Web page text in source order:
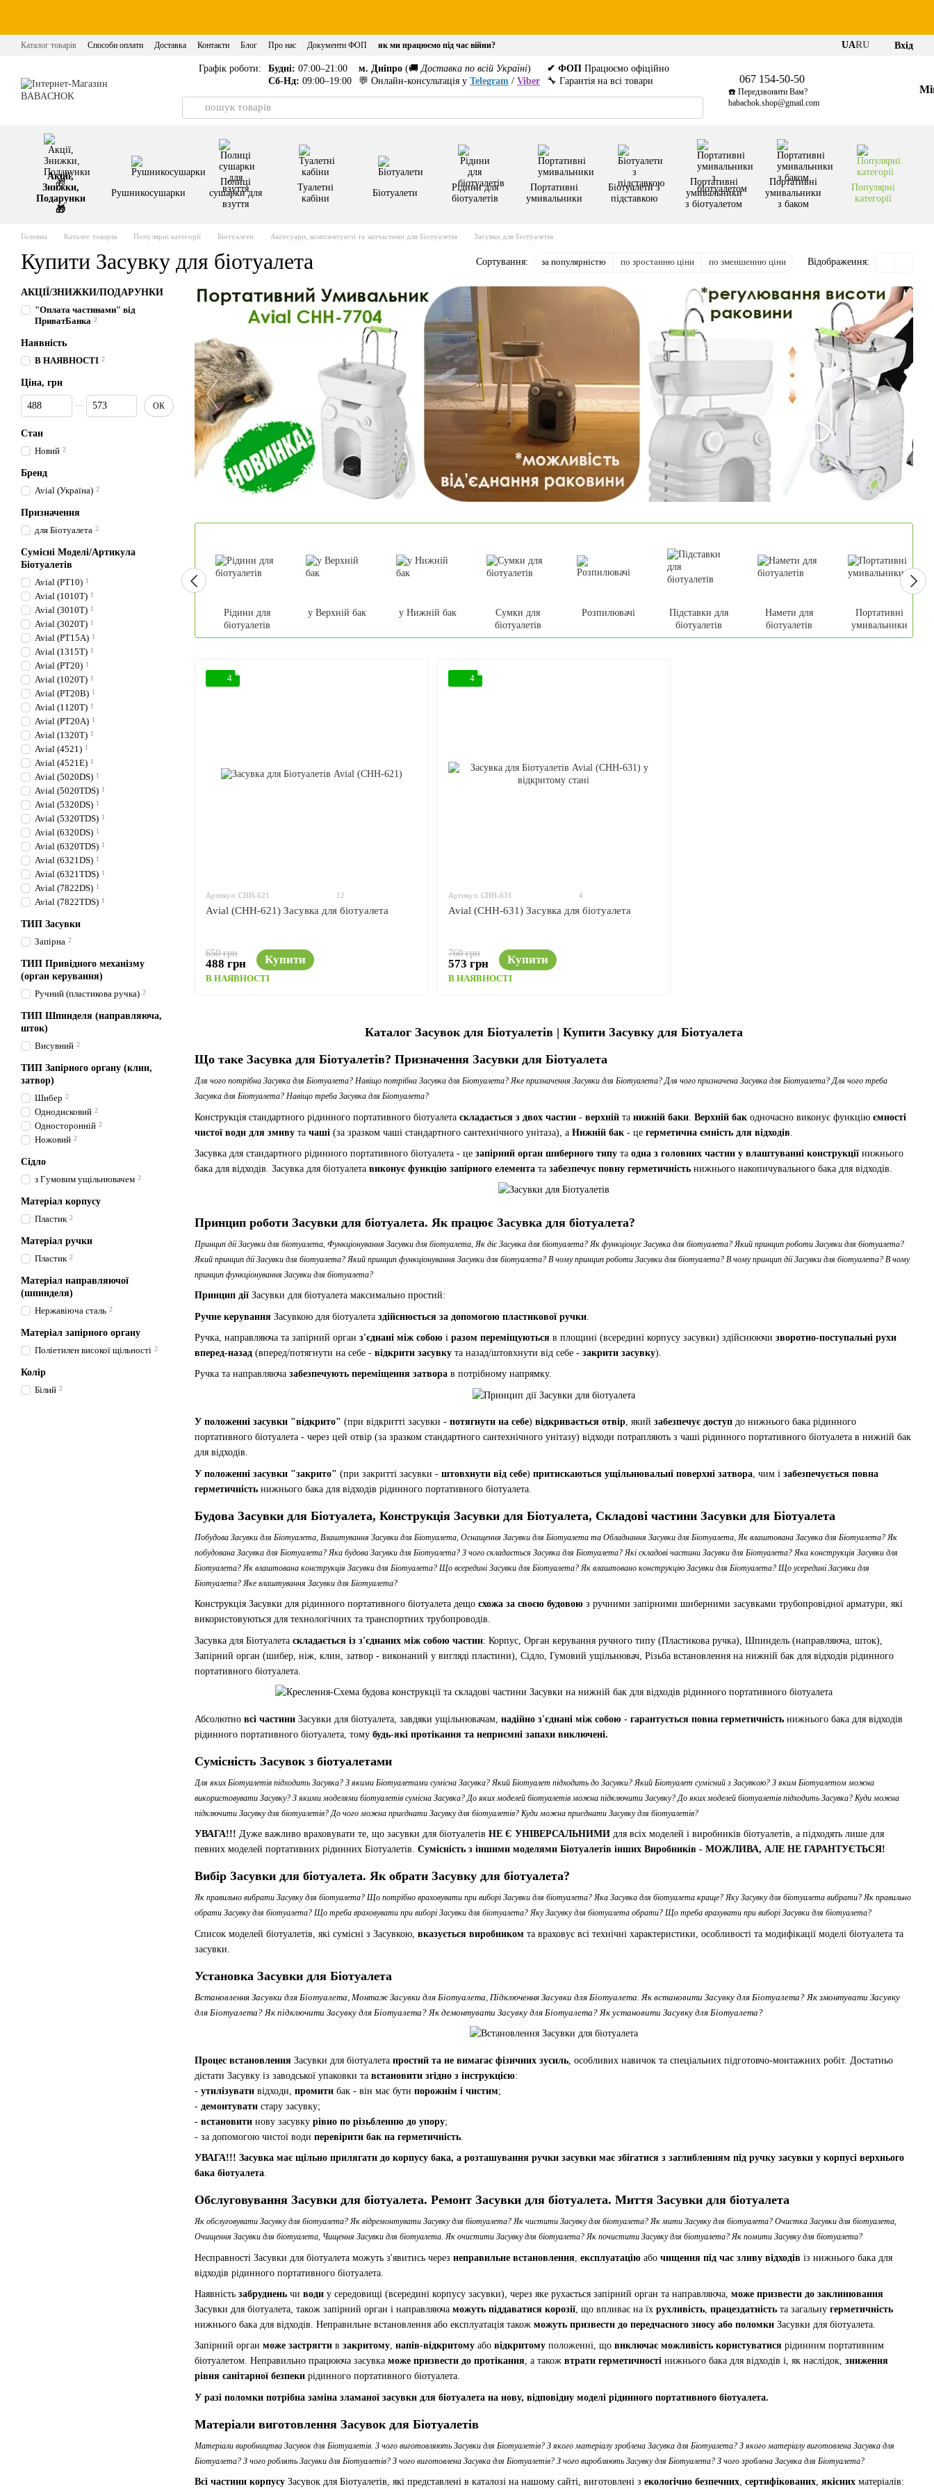
Каталог товарів Способи оплати Доставка Контакти Блог Про нас Документи ФОП як ми працюємо під час війни? UARU Вхід
Графік роботи: Будні: 07:00–21:00
Сб-Нд: 09:00–19:00
м. Дніпро (🚚 Доставка по всій Україні)
💬 Онлайн-консультація у Telegram / Viber
✔ ФОП Працюємо офіційно
🔧 Гарантія на всі товари
067 154-50-50
☎️ Передзвонити Вам?
babachok.shop@gmail.com
Акції,
Знижки,
Подарунки
🎁
Рушникосушарки
Полиці
сушарки для
взуття
Туалетні
кабіни
Біотуалети
Рідини для
біотуалетів
Портативні
умивальники
Біотуалети з
підставкою
Портативні
умивальники
з біотуалетом
Портативні
умивальники
з баком
Популярні
категорії
Головна Каталог товарів Популярні категорії Біотуалети Аксесуари, комплектуючі та запчастини для біотуалетів Засувки для біотуалетів
Купити Засувку для біотуалета Сортування: за популярністю по зростанню ціни по зменшенню ціни Відображення:
Рідини для
біотуалетів
у Верхній бак у Нижній бак
Сумки для
біотуалетів
Розпилювачі
Підставки для
біотуалетів
Намети для
біотуалетів
Портативні
умивальники
Каталог Засувок для Біотуалетів | Купити Засувку для Біотуалета
Що таке Засувка для Біотуалетів? Призначення Засувки для Біотуалета
Для чого потрібна Засувка для Біотуалета? Навіщо потрібна Засувка для Біотуалета? Яке призначення Засувки для Біотуалета? Для чого призначена Засувка для Біотуалета? Для чого треба
Засувка для Біотуалета? Навіщо треба Засувка для Біотуалета?
Конструкція стандартного рідинного портативного біотуалета складається з двох частин - верхній та нижній баки Верхній бак одночасно виконує функцію ємності
чистої води для змиву та чаші (за зразком чаші стандартного сантехнічного унітаза), а Нижній бак - це герметична ємність для відходів
Засувка для стандартного рідинного портативного біотуалета - це запірний орган шиберного типу та одна з головних частин у влаштуванні конструкції нижнього
бака для відходів. Засувка для біотуалета виконує функцію запірного елемента та забезпечує повну герметичність нижнього накопичувального бака для відходів.
Принцип роботи Засувки для біотуалета. Як працює Засувка для біотуалета?
Принцип дії Засувки для біотуалета, Функціонування Засувки для біотуалета, Як діє Засувка для біотуалета? Як функціонує Засувка для біотуалета? Який принцип роботи Засувки для біотуалета?
Який принцип дії Засувки для біотуалета? Який принцип функціонування Засувки для біотуалета? В чому принцип роботи Засувки для біотуалета? В чому принцип дії Засувки для біотуалета? В чому
принцип функціонування Засувки для біотуалета?
Принцип дії Засувки для біотуалета максимально простий:
Ручне керування Засувкою для біотуалета здійснюється за допомогою пластикової ручки
Ручка, направляюча та запірний орган з'єднані між собою і разом переміщуються в площині (всередині корпусу засувки) здійснюючи зворотно-поступальні рухи
вперед-назад (вперед/потягнути на себе - відкрити засувку та назад/штовхнути від себе - закрити засувку).
Ручка та направляюча забезпечують переміщення затвора в потрібному напрямку.
У положенні засувки "відкрито" (при відкритті засувки - потягнути на себе) відкривається отвір, який забезпечує доступ до нижнього бака рідинного
портативного біотуалета - через цей отвір (за зразком стандартного сантехнічного унітазу) відходи потрапляють з чаші рідинного портативного біотуалета в нижній бак
для відходів.
У положенні засувки "закрито" (при закритті засувки - штовхнути від себе) притискаються ущільнювальні поверхні затвора , чим і забезпечується повна
герметичність нижнього бака для відходів рідинного портативного біотуалета.
Будова Засувки для Біотуалета, Конструкція Засувки для Біотуалета, Складові частини Засувки для Біотуалета
Побудова Засувки для Біотуалета, Влаштування Засувки для Біотуалета, Оснащення Засувки для Біотуалета та Обладнання Засувки для Біотуалета, Як влаштована Засувка для Біотуалета? Як
побудована Засувка для Біотуалета? Яка будова Засувки для Біотуалета? З чого складається Засувка для Біотуалета? Які складові частини Засувки для Біотуалета? Яка конструкція Засувки для
Біотуалета? Як влаштована конструкція Засувки для Біотуалета? Що всередині Засувки для Біотуалета? Як влаштовано конструкцію Засувки для Біотуалета? Що усередині Засувки для
Біотуалета? Яке влаштування Засувки для Біотуалета?
Конструкція Засувки для рідинного портативного біотуалета дещо схожа за своєю будовою з ручними запірними шиберними засувками трубопровідної арматури, які
використовуються для технологічних та транспортних трубопроводів.
Засувка для Біотуалета складається із з'єднаних між собою частин: Корпус, Орган керування ручного типу (Пластикова ручка), Шпиндель (направляюча, шток),
Запірний орган (шибер, ніж, клин, затвор - виконаний у вигляді пластини), Сідло, Гумовий ущільнювач, Різьба встановлення на нижній бак для відходів рідинного
портативного біотуалета.
Абсолютно всі частини Засувки для біотуалета, завдяки ущільнювачам, надійно з'єднані між собою - гарантується повна герметичність нижнього бака для відходів
рідинного портативного біотуалета, тому будь-які протікання та неприємні запахи виключені.
Сумісність Засувок з біотуалетами
Для яких Біотуалетів підходить Засувка? З якими Біотуалетами сумісна Засувка? Який Біотуалет підходить до Засувки? Який Біотуалет сумісний з Засувкою? З яким Біотуалетом можна
використовувати Засувку? З якими моделями біотуалетів сумісна Засувка? До яких моделей біотуалетів можна підключити Засувку? До яких моделей біотуалетів підходить Засувка? Куди можна
підключити Засувку для біотуалетів? До чого можна приєднати Засувку для біотуалетів? Куди можна приєднати Засувку для біотуалетів?
УВАГА!!! Дуже важливо враховувати те, що засувки для біотуалетів НЕ Є УНІВЕРСАЛЬНИМИ для всіх моделей і виробників біотуалетів, а підходять лише для
певних моделей портативних рідинних Біотуалетів. Сумісність з іншими моделями Біотуалетів інших Виробників - МОЖЛИВА, АЛЕ НЕ ГАРАНТУЄТЬСЯ!
Вибір Засувки для біотуалета. Як обрати Засувку для біотуалета?
Як правильно вибрати Засувку для біотуалета? Що потрібно враховувати при виборі Засувки для біотуалета? Яка Засувка для біотуалета краще? Яку Засувку для біотуалета вибрати? Як правильно
обрати Засувку для біотуалета? Що треба враховувати при виборі Засувки для біотуалета? Яку Засувку для біотуалета обрати? Що треба врахувати при виборі Засувки для біотуалета?
Список моделей біотуалетів, які сумісні з Засувкою, вказується виробником та враховує всі технічні характеристики, особливості та модифікації моделі біотуалета та
засувки.
Установка Засувки для Біотуалета
Встановлення Засувки для Біотуалета, Монтаж Засувки для Біотуалета, Підключення Засувки для Біотуалета. Як встановити Засувку для Біотуалета? Як змонтувати Засувку
для Біотуалета? Як підключити Засувку для Біотуалета? Як демонтувати Засувку для Біотуалета? Як установити Засувку для Біотуалета?
Процес встановлення Засувки для біотуалета простий та не вимагає фізичних зусиль , особливих навичок та спеціальних підготовчо-монтажних робіт. Достатньо
дістати Засувку із заводської упаковки та встановити згідно з інструкцією:
- утилізувати відходи, промити бак - він має бути порожнім і чистим;
- демонтувати стару засувку;
- встановити нову засувку рівно по різьбленню до упору;
- за допомогою чистої води перевірити бак на герметичність
УВАГА!!! Засувка має щільно прилягати до корпусу бака, а розташування ручки засувки має збігатися з заглибленням під ручку засувки у корпусі верхнього
бака біотуалета.
Обслуговування Засувки для біотуалета. Ремонт Засувки для біотуалета. Миття Засувки для біотуалета
Як обслуговувати Засувку для біотуалета? Як відремонтувати Засувку для біотуалета? Як чистити Засувку для біотуалета? Як мити Засувку для біотуалета? Очистка Засувки для біотуалета,
Очищення Засувки для біотуалета, Чищення Засувки для біотуалета. Як очистити Засувку для біотуалета? Як почистити Засувку для біотуалета? Як помити Засувку для біотуалета?
Несправності Засувки для біотуалета можуть з'явитись через неправильне встановлення експлуатацію або чищення під час зливу відходів із нижнього бака для
відходів рідинного портативного біотуалета.
Наявність забруднень чи води у середовищі (всередині корпусу засувки), через яке рухається запірний орган та направляюча, може призвести до заклинювання
Засувки для біотуалета, також запірний орган і направляюча можуть піддаватися корозії , що впливає на їх рухливість працездатність та загальну герметичність
нижнього бака для відходів. Неправильне встановлення або експлуатація також можуть призвести до передчасного зносу або поломки Засувки для біотуалета.
Запірний орган може застрягти в закритому, напів-відкритому або відкритому положенні, що виключає можливість користуватися рідинним портативним
біотуалетом. Неправильно працююча засувка може призвести до протікання, а також втрати герметичності нижнього бака для відходів і, як наслідок, зниження
рівня санітарної безпеки рідинного портативного біотуалета.
У разі поломки потрібна заміна зламаної засувки для біотуалета на нову, відповідну моделі рідинного портативного біотуалета.
Матеріали виготовлення Засувок для Біотуалетів
Матеріали виробництва Засувок для Біотуалетів. З чого виготовляють Засувки для Біотуалетів? З якого матеріалу зроблена Засувка для Біотуалета? З якого матеріалу виготовлена Засувка для
Біотуалета? З чого роблять Засувки для Біотуалетів? З чого виготовлена Засувка для Біотуалетів? З чого виробляють Засувку для Біотуалета? З чого зроблена Засувка для Біотуалета?
Всі частини корпусу Засувок для Біотуалетів, які представлені в каталозі на нашому сайті, виготовлені з екологічно безпечних, сертифікованих, якісних матеріалів:
4
Артикул: CHH-621 12
Avial (CHH-621) Засувка для біотуалета
650 грн
488 грн Купити
В НАЯВНОСТІ
4
Артикул: CHH-631 4
Avial (CHH-631) Засувка для біотуалета
760 грн
573 грн Купити
В НАЯВНОСТІ
АКЦІЇ/ЗНИЖКИ/ПОДАРУНКИ
"Оплата частинами" від
ПриватБанка 2
Наявність
В НАЯВНОСТІ 2
Ціна, грн
Від Ціна, грн
До Ціна, грн
ОК
Стан
Новий 2
Бренд
Avial (Україна) 2
Призначення
для Біотуалета 2
Сумісні Моделі/Артикула
Біотуалетів
Avial (PT10) 1
Avial (1010T) 1
Avial (3010T) 1
Avial (3020T) 1
Avial (PT15A) 1
Avial (1315T) 1
Avial (PT20) 1
Avial (1020T) 1
Avial (PT20B) 1
Avial (1120T) 1
Avial (PT20A) 1
Avial (1320T) 1
Avial (4521) 1
Avial (4521E) 1
Avial (5020DS) 1
Avial (5020TDS) 1
Avial (5320DS) 1
Avial (5320TDS) 1
Avial (6320DS) 1
Avial (6320TDS) 1
Avial (6321DS) 1
Avial (6321TDS) 1
Avial (7822DS) 1
Avial (7822TDS) 1
ТИП Засувки
Запірна 2
ТИП Привідного механізму
(орган керування)
Ручний (пластикова ручка) 2
ТИП Шпинделя (направляюча,
шток)
Висувний 2
ТИП Запірного органу (клин,
затвор)
Шибер 2
Однодисковий 2
Односторонній 2
Ножовий 2
Сідло
з Гумовим ущільнювачем 2
Матеріал корпусу
Пластик 2
Матеріал ручки
Пластик 2
Матеріал направляючої
(шпинделя)
Нержавіюча сталь 2
Матеріал запірного органу
Поліетилен високої щільності 2
Колір
Білий 2